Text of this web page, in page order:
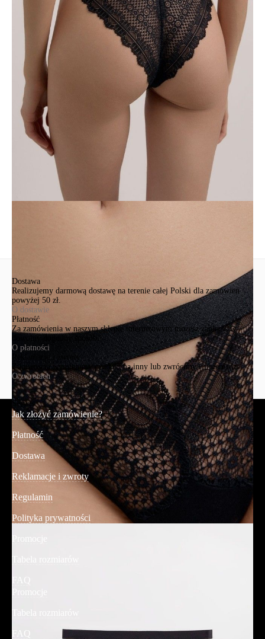
• środkowa talia,
• szeroki elastyczny pas,
• fantazyjne wycięcie z przodu,
• bawełniana wstawka z przodu,
• luksusowa teksturowana koronka,
• zachowanie kształtu i koloru przy przestrzeganiu zaleceń
pielęgnacyjnych.
SKU
1007046250180588
Skład
полиамид 55%, хлопок 35%, эластан 10%
Udostępnij produkt
Podmiot odpowiedzialny
EuroTrade Tex Sp z o.o.
Św. Teresy 91
91-341, Łódź, Polska
+48 500-503-636
info@conteshop.pl
Ten produkt nie ma pytań Możesz zadać pytanie, klikając przycisk
Dostawa
Realizujemy darmową dostawę na terenie całej Polski dla zamówień
powyżej 50 zł.
O dostawie
Płatność
Za zamówienia w naszym sklepie internetowym możesz zapłacić w
dowolny dogodny sposób.
O płatności
Reklamacje i zwroty
Z łatwością wymienimy produkt na inny lub zwrócimy Ci pieniądze.
O zwrotach
Serwis
Jak złożyć zamówienie?
Płatność
Dostawa
Reklamacje i zwroty
Regulamin
Polityka prywatności
FAQ
Tabela rozmiarów
FAQ